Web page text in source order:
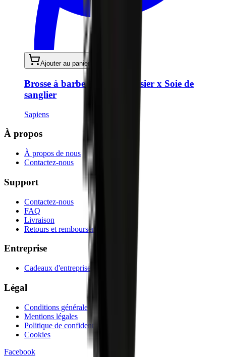
Ajouter au panier
Brosse à barbe - Bois de cerisier x Soie de
sanglier
Sapiens
À propos
À propos de nous
Contactez-nous
Support
Contactez-nous
FAQ
Livraison
Retours et remboursements
Entreprise
Cadeaux d'entreprise
Légal
Conditions générales
Mentions légales
Politique de confidentialité
Cookies
Facebook